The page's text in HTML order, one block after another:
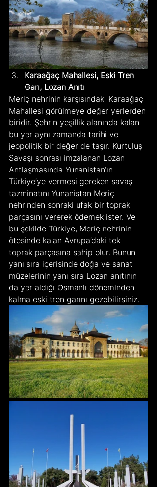
Karaağaç Mahallesi, Eski Tren
Garı, Lozan Anıtı
Meriç nehrinin karşısındaki Karaağaç
Mahallesi görülmeye değer yerlerden
biridir. Şehrin yeşillik alanında kalan
bu yer aynı zamanda tarihi ve
jeopolitik bir değer de taşır. Kurtuluş
Savaşı sonrası imzalanan Lozan
Antlaşmasında Yunanistan’ın
Türkiye’ye vermesi gereken savaş
tazminatını Yunanistan Meriç
nehrinden sonraki ufak bir toprak
parçasını vererek ödemek ister. Ve
bu şekilde Türkiye, Meriç nehrinin
ötesinde kalan Avrupa’daki tek
toprak parçasına sahip olur. Bunun
yanı sıra içerisinde doğa ve sanat
müzelerinin yanı sıra Lozan anıtının
da yer aldığı Osmanlı döneminden
kalma eski tren garını gezebilirsiniz.